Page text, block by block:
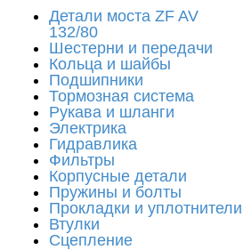
Детали моста ZF AV
132/80
Шестерни и передачи
Кольца и шайбы
Подшипники
Тормозная система
Рукава и шланги
Электрика
Гидравлика
Фильтры
Корпусные детали
Пружины и болты
Прокладки и уплотнители
Втулки
Сцепление